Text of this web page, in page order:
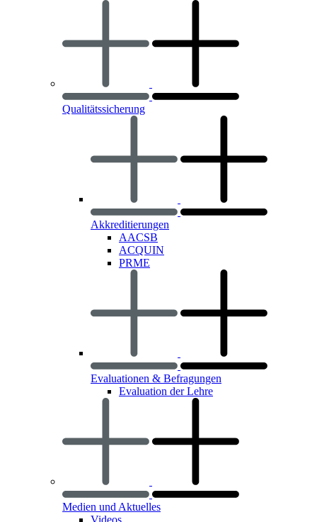
Qualitätssicherung
Akkreditierungen
AACSB
ACQUIN
PRME
Evaluationen & Befragungen
Evaluation der Lehre
Medien und Aktuelles
Videos